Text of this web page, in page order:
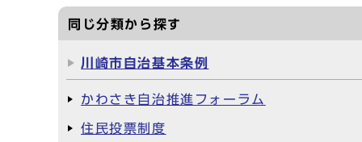
同じ分類から探す
川崎市自治基本条例
かわさき自治推進フォーラム
住民投票制度